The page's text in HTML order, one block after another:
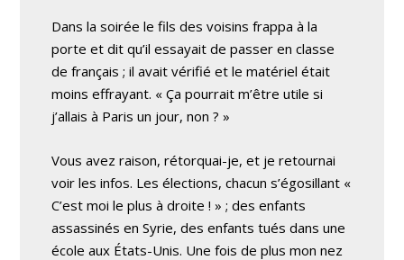
Dans la soirée le fils des voisins frappa à la
porte et dit qu’il essayait de passer en classe
de français ; il avait vérifié et le matériel était
moins effrayant. « Ça pourrait m’être utile si
j’allais à Paris un jour, non ? »
Vous avez raison, rétorquai-je, et je retournai
voir les infos. Les élections, chacun s’égosillant «
C’est moi le plus à droite ! » ; des enfants
assassinés en Syrie, des enfants tués dans une
école aux États-Unis. Une fois de plus mon nez